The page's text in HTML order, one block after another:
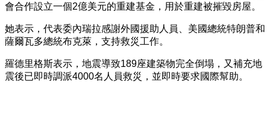
會合作設立一個2億美元的重建基金，用於重建被摧毀房屋。
她表示，代表委內瑞拉感謝外國援助人員、美國總統特朗普和
薩爾瓦多總統布克萊，支持救災工作。
羅德里格斯表示，地震導致189座建築物完全倒塌，又補充地
震後已即時調派4000名人員救災，並即時要求國際幫助。